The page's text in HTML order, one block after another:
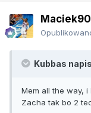
Kubbas
Mem all the way, i
Zacha tak bo 2